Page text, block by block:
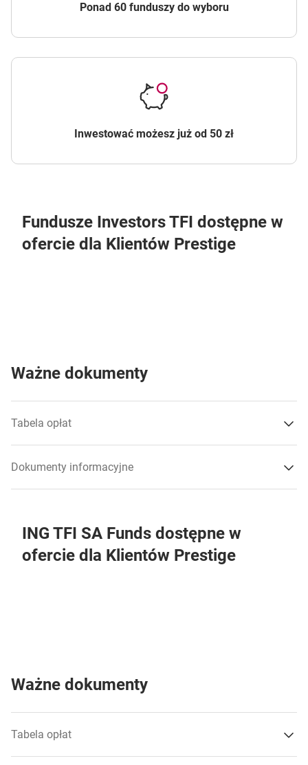
Ponad 60 funduszy do wyboru
Inwestować możesz już od 50 zł
Fundusze Investors TFI dostępne w
ofercie dla Klientów Prestige
Ważne dokumenty
Tabela opłat
Tabela opłat manipulacyjnych
Dokumenty informacyjne
Kluczowe Informacje dla Inwestorów
otwiera się w nowej karcie
ING TFI SA Funds dostępne w
ofercie dla Klientów Prestige
Ważne dokumenty
Tabela opłat